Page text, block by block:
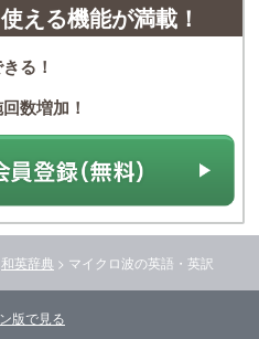
える機能が満載！
る！
数増加！
和英辞典 > マイクロ波の英語・英訳
版で見る